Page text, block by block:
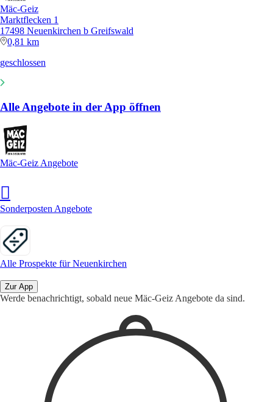
Mäc-Geiz
Marktflecken 1
17498 Neuenkirchen b Greifswald
0,81 km
geschlossen
Alle Angebote in der App öffnen
Mäc-Geiz Angebote
Sonderposten Angebote
Alle Prospekte für Neuenkirchen
Zur App
Werde benachrichtigt, sobald neue Mäc-Geiz Angebote da sind.